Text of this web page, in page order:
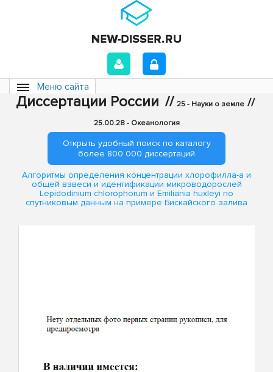
Меню сайта
Диссертации России // 25 - Науки о земле //
25.00.28 - Океанология
Открыть удобный поиск по каталогу
более 800 000 диссертаций
Алгоритмы определения концентрации хлорофилла-а и
общей взвеси и идентификации микроводорослей
Lepidodinium chlorophorum и Emiliania huxleyi по
спутниковым данным на примере Бискайского залива